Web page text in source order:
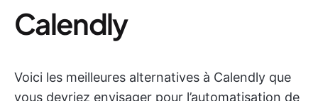
Calendly
Voici les meilleures alternatives à Calendly que
vous devriez envisager pour l’automatisation de